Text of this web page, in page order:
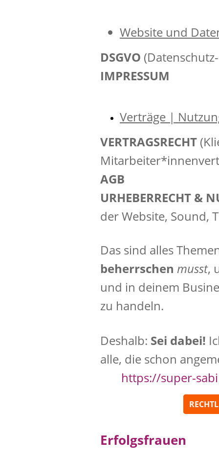
Website und
DSGVO
IMPRESSUM
Verträge |
VERTRAGSRECHT
AGB
URHEBERRECHT &
der Website, Sound,
Das sind alles
beherrschen musst,
und in deinem
zu handeln.
Deshalb: Sei dabei!
alle, die schon
https://super-
Erfolgsfrauen